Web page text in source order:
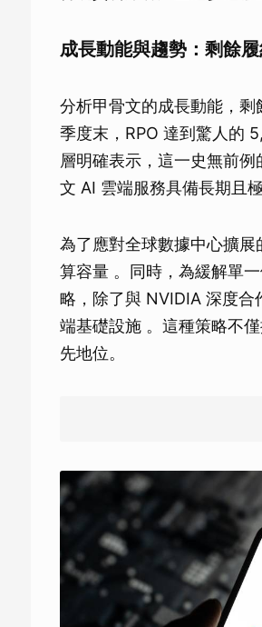
成長動能與趨勢：剩餘
分析甲骨文的成長動能，
季度末，RPO 達到驚人的
層明確表示，這一史無前
文 AI 雲端服務具備長期且
為了應對全球數據中心擴
算容量 。同時，為緩解單
略，除了與 NVIDIA 深度合
端基礎設施 。這種策略不
先地位。